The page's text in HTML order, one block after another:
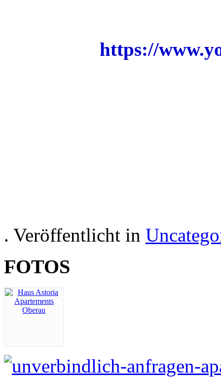
https://
. Veröffentlicht in
FOTOS